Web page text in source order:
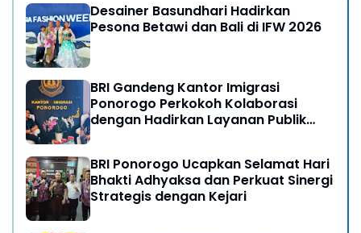
Desainer Basundhari Hadirkan
Pesona Betawi dan Bali di IFW 2026
BRI Gandeng Kantor Imigrasi
Ponorogo Perkokoh Kolaborasi
dengan Hadirkan Layanan Publik
BRI Ponorogo Ucapkan Selamat Hari
Bhakti Adhyaksa dan Perkuat Sinergi
Strategis dengan Kejari